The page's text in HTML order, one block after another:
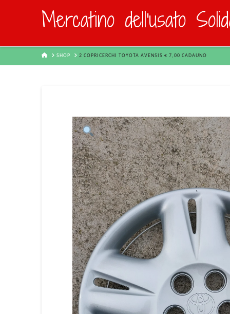
Mercatino dell'usato
HOMESHOP 2 COPRICERCHI TOYOTA AVENSIS € 7,00 CADAUNO